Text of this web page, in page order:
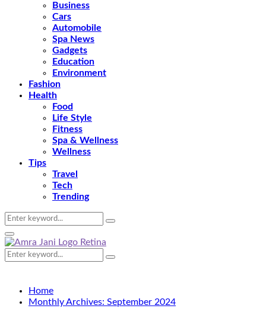
Business
Cars
Automobile
Spa News
Gadgets
Education
Environment
Fashion
Health
Food
Life Style
Fitness
Spa & Wellness
Wellness
Tips
Travel
Tech
Trending
Search
for:
Search
Primary
Menu
Search
for:
Search
Home
Monthly Archives: September 2024